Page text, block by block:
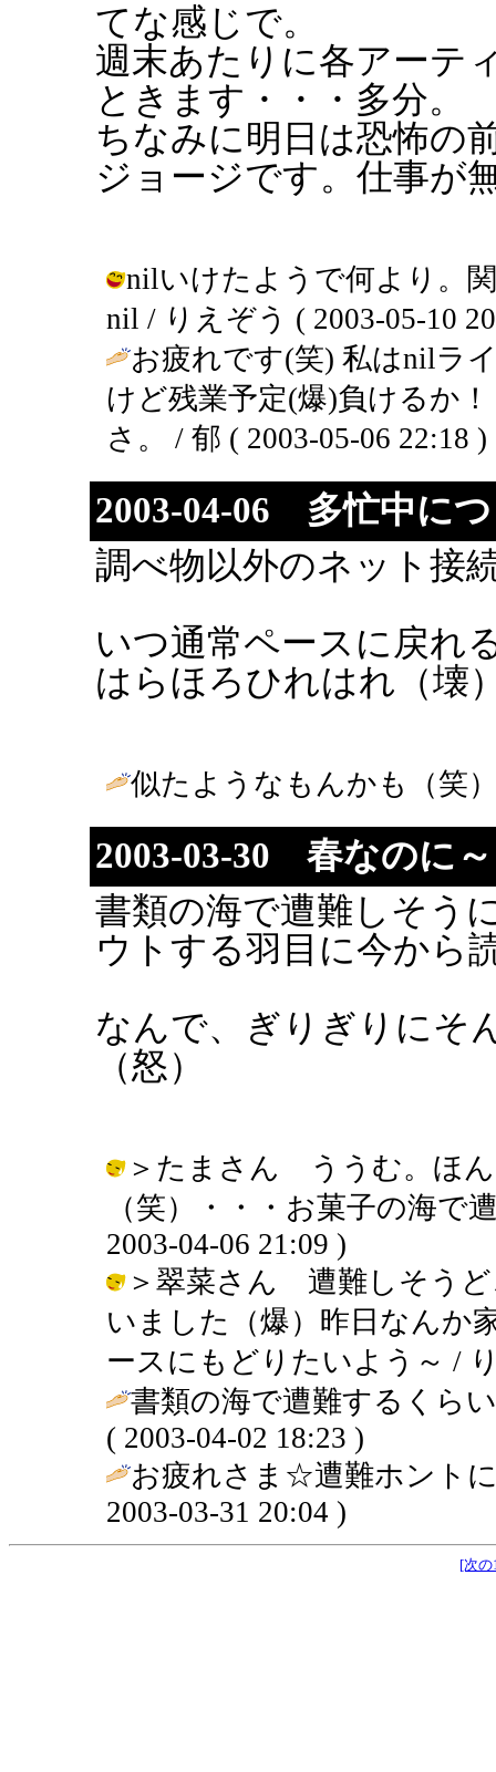
てな感じで。
週末あたりに各アーテ
ときます・・・多分。
ちなみに明日は恐怖の
ジョージです。仕事が
nilいけたようで何より。
nil / りえぞう ( 2003-05-10
お疲れです(笑) 私はnilラ
けど残業予定(爆)負けるか
さ。 / 郁 ( 2003-05-06 22:18 )
2003-04-06 多忙中に
調べ物以外のネット接
いつ通常ペースに戻れ
はらほろひれはれ（壊
似たようなもんかも（笑
2003-03-30 春なのに
書類の海で遭難しそう
ウトする羽目に今から
なんで、ぎりぎりにそ
（怒）
＞たまさん ううむ。ほ
（笑）・・・お菓子の海
2003-04-06 21:09 )
＞翠菜さん 遭難しそうど
いました（爆）昨日なんか
ースにもどりたいよう～ /
書類の海で遭難するくら
( 2003-04-02 18:23 )
お疲れさま☆遭難ホント
2003-03-31 20:04 )
[次